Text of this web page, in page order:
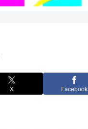
X Facebook